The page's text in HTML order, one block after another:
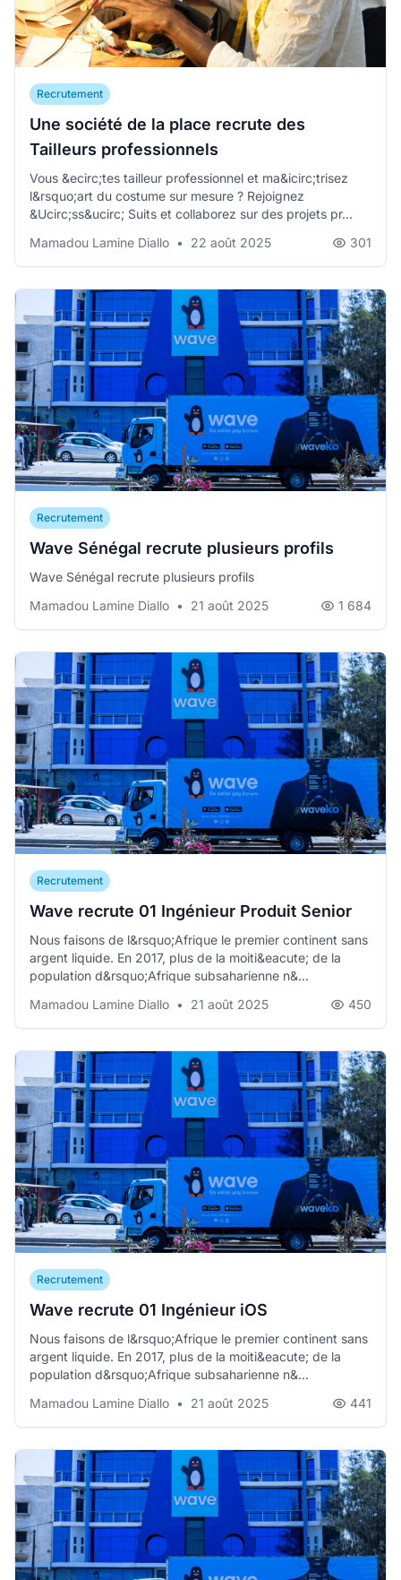
Recrutement
Une société de la place recrute des
Tailleurs professionnels
Vous &ecirc;tes tailleur professionnel et ma&icirc;trisez
l&rsquo;art du costume sur mesure ? Rejoignez
&Ucirc;ss&ucirc; Suits et collaborez sur des projets pr...
Mamadou Lamine Diallo • 22 août 2025 301
Recrutement
Wave Sénégal recrute plusieurs profils
Wave Sénégal recrute plusieurs profils
Mamadou Lamine Diallo • 21 août 2025 1 684
Recrutement
Wave recrute 01 Ingénieur Produit Senior
Nous faisons de l&rsquo;Afrique le premier continent sans
argent liquide. En 2017, plus de la moiti&eacute; de la
population d&rsquo;Afrique subsaharienne n&...
Mamadou Lamine Diallo • 21 août 2025 450
Recrutement
Wave recrute 01 Ingénieur iOS
Nous faisons de l&rsquo;Afrique le premier continent sans
argent liquide. En 2017, plus de la moiti&eacute; de la
population d&rsquo;Afrique subsaharienne n&...
Mamadou Lamine Diallo • 21 août 2025 441